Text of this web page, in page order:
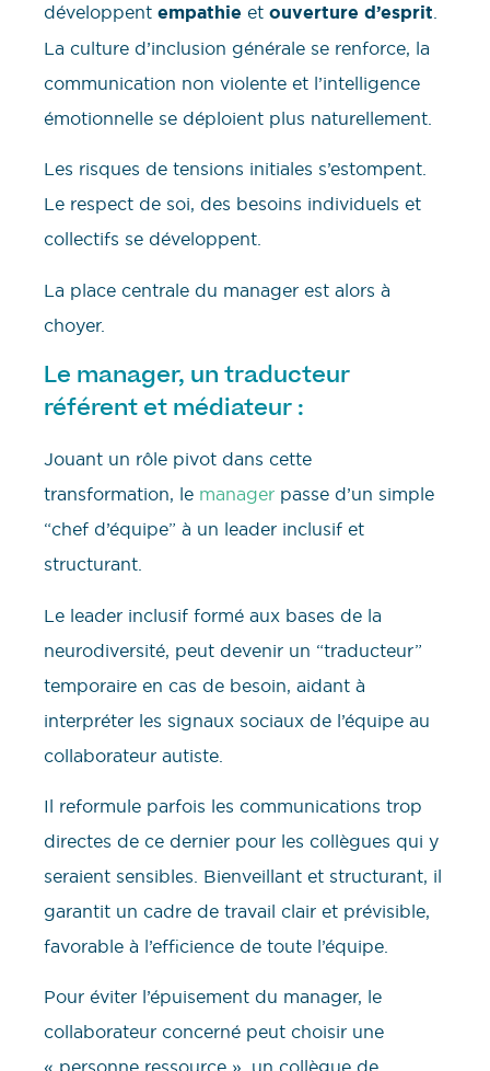
développent empathie et ouverture d’esprit.
La culture d’inclusion générale se renforce, la
communication non violente et l’intelligence
émotionnelle se déploient plus naturellement.
Les risques de tensions initiales s’estompent.
Le respect de soi, des besoins individuels et
collectifs se développent.
La place centrale du manager est alors à
choyer.
Le manager, un traducteur
référent et médiateur :
Jouant un rôle pivot dans cette
transformation, le manager passe d’un simple
“chef d’équipe” à un leader inclusif et
structurant.
Le leader inclusif formé aux bases de la
neurodiversité, peut devenir un “traducteur”
temporaire en cas de besoin, aidant à
interpréter les signaux sociaux de l’équipe au
collaborateur autiste.
Il reformule parfois les communications trop
directes de ce dernier pour les collègues qui y
seraient sensibles. Bienveillant et structurant, il
garantit un cadre de travail clair et prévisible,
favorable à l’efficience de toute l’équipe.
Pour éviter l’épuisement du manager, le
collaborateur concerné peut choisir une